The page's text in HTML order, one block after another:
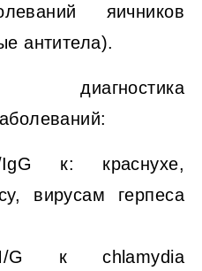
яичников
антитела).
диагностика
IgG к: краснухе,
вирусам герпеса
G к chlamydia